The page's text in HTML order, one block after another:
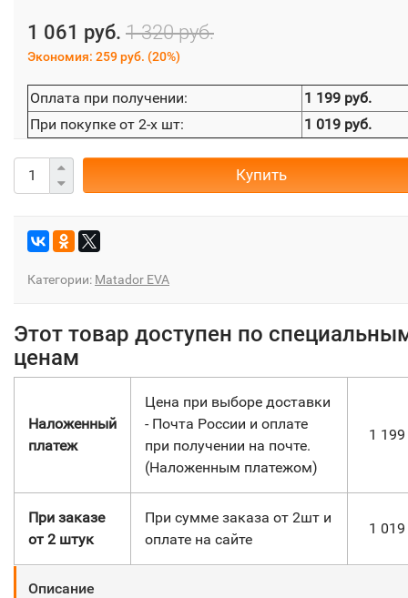
1 061 руб. 1 320 руб.
Экономия: 259 руб. (20%)
Оплата при получении:
1 199 руб.
При покупке от 2-х шт:
1 019 руб.
Купить
Категории: Matador EVA
Этот товар доступен по
ценам
Наложенный
платеж
Цена при выборе доставки
- Почта России и оплате
при получении на почте.
(Наложенным платежом)
1 199
При заказе
от 2 штук
При сумме заказа от 2шт и
оплате на сайте
1 019
Описание